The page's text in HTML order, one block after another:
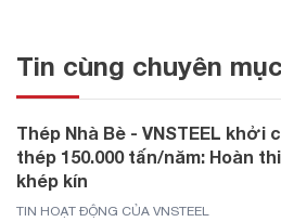
Tin cùng chuyên mục
Thép Nhà Bè - VNSTEEL khởi
thép 150.000 tấn/năm: Hoàn
khép kín
TIN HOẠT ĐỘNG CỦA VNSTEEL